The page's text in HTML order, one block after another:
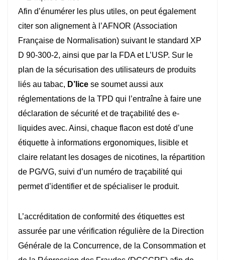
Afin d’énumérer les plus utiles, on peut également
citer son alignement à l’AFNOR (Association
Française de Normalisation) suivant le standard XP
D 90-300-2, ainsi que par la FDA et L’USP. Sur le
plan de la sécurisation des utilisateurs de produits
liés au tabac, D’lice se soumet aussi aux
réglementations de la TPD qui l’entraîne à faire une
déclaration de sécurité et de traçabilité des e-
liquides avec. Ainsi, chaque flacon est doté d’une
étiquette à informations ergonomiques, lisible et
claire relatant les dosages de nicotines, la répartition
de PG/VG, suivi d’un numéro de traçabilité qui
permet d’identifier et de spécialiser le produit.
L’accréditation de conformité des étiquettes est
assurée par une vérification régulière de la Direction
Générale de la Concurrence, de la Consommation et